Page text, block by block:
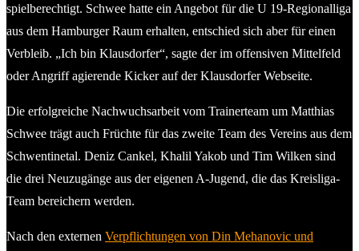
spielberechtigt. Schwee hatte ein Angebot für die U 19-Regionalliga
aus dem Hamburger Raum erhalten, entschied sich aber für einen
Verbleib. „Ich bin Klausdorfer“, sagte der im offensiven Mittelfeld
oder Angriff agierende Kicker auf der Klausdorfer Webseite.
Die erfolgreiche Nachwuchsarbeit vom Trainerteam um Matthias
Schwee trägt auch Früchte für das zweite Team des Vereins aus dem
Schwentinetal. Deniz Cankel, Khalil Yakob und Tim Wilken sind
die drei Neuzugänge aus der eigenen A-Jugend, die das Kreisliga-
Team bereichern werden.
Nach den externen Verpflichtungen von Din Mehanovic und